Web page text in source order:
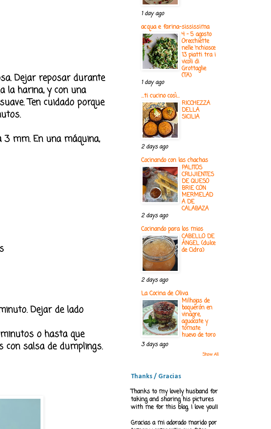
Dejar reposar durante
la harina, y con una
Ten cuidado porque
mm. En una máquina,
Dejar de lado
o hasta que
con salsa de dumplings.
1 day ago
acqua e farina-sississima
4 - 5 agosto
Orecchiette
nelle ‘nchiosce
13 piatti tra i
vicoli di
Grottaglie
(TA)
1 day ago
...ti cucino così...
RICCHEZZA
DELLA
SICILIA
2 days ago
Cocinando con las chachas
PALITOS
CRUJIENTES
DE QUESO
BRIE CON
MERMELAD
A DE
CALABAZA
2 days ago
Cocinando para los mios
CABELLO DE
ÁNGEL (dulce
de Cidra)
2 days ago
La Cocina de Oliva
Milhojas de
boquerón en
vinagre,
aguacate y
tomate
huevo de toro
3 days ago
Show All
Thanks / Gracias
Thanks to my lovely husband for
taking and sharing his pictures
with me for this blog. I love you!!
Gracias a mi adorado marido por